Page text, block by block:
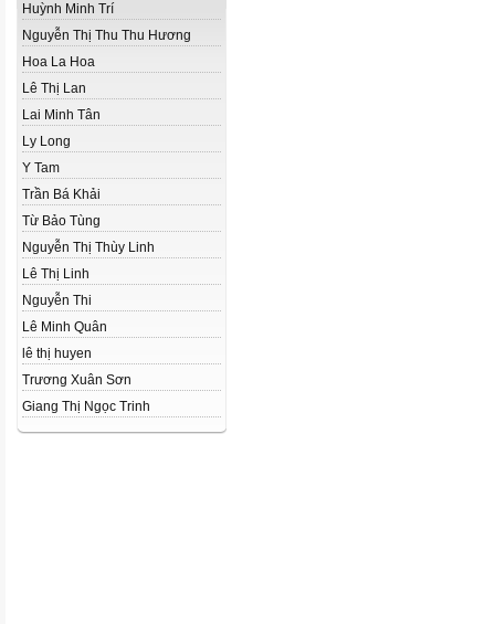
Huỳnh Minh Trí
Nguyễn Thị Thu Thu Hương
Hoa La Hoa
Lê Thị Lan
Lai Minh Tân
Ly Long
Y Tam
Trần Bá Khải
Từ Bảo Tùng
Nguyễn Thị Thùy Linh
Lê Thị Linh
Nguyễn Thi
Lê Minh Quân
lê thị huyen
Trương Xuân Sơn
Giang Thị Ngọc Trinh